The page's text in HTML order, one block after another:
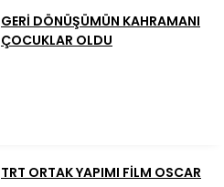
GERİ DÖNÜŞÜMÜN KAHRAMANI
ÇOCUKLAR OLDU
TRT ORTAK YAPIMI FİLM OSCAR